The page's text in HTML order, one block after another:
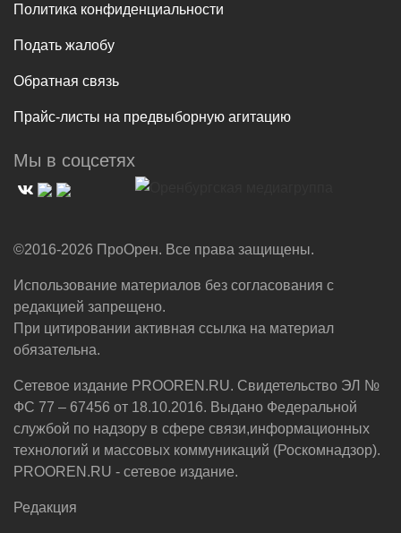
Политика конфиденциальности
Подать жалобу
Обратная связь
Прайс-листы на предвыборную агитацию
Мы в соцсетях
©2016-2026 ПроОрен. Все права защищены.
Использование материалов без согласования с
редакцией запрещено.
При цитировании активная ссылка на материал
обязательна.
Сетевое издание PROOREN.RU. Свидетельство ЭЛ №
ФС 77 – 67456 от 18.10.2016. Выдано Федеральной
службой по надзору в сфере связи,информационных
технологий и массовых коммуникаций (Роскомнадзор).
PROOREN.RU - сетевое издание.
Редакция